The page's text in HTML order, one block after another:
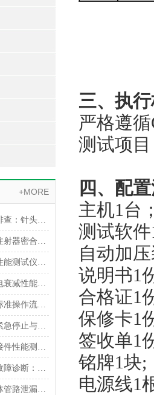
+MORE
百格刮擦测试仪常见故障排查：针头磨损与运动轨迹偏移
气源波动影响测试结果？注射器密合性正压测试仪的稳压设计分析
采购必读：选购静电衰减性能测试仪的5个核心参数与避坑指南
锂电池隔膜材料必测：静电衰减性能测试仪的操作难点突破
缝合针针尖刺穿力测试仪标准操作流程（SOP）及实验员培训要点
小孔径连接件性能测试仪紧急停止与异常状态下的安全复位操作
三步搞定校准：小孔径连接件性能测试仪的每日开机自检流程详解
静电衰减性能测试仪常见故障诊断：充电不稳定与电位漂移排查
透气包装材料试验仪的气体管路泄漏防护与废气排放系统详解
三、执
严格遵
测试项
四、配
主机1台
测试软
自动加
说明书1
合格证1
保修卡1
签收单1
铭牌1块;
电源线1